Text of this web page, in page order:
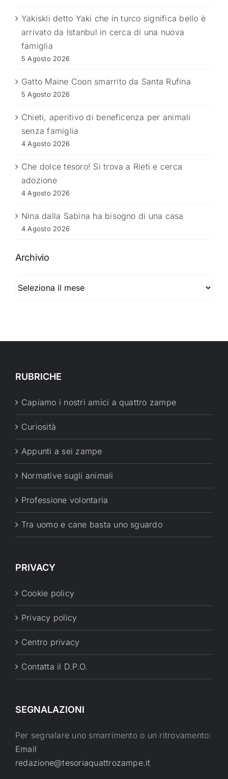
Yakiskli detto Yaki che in turco significa bello è
arrivato da Istanbul in cerca di una nuova
famiglia
5 Agosto 2026
Gatto Maine Coon smarrito da Santa Rufina
5 Agosto 2026
Chieti, aperitivo di beneficenza per animali
senza famiglia
4 Agosto 2026
Che dolce tesoro! Si trova a Rieti e cerca
adozione
4 Agosto 2026
Nina dalla Sabina ha bisogno di una casa
4 Agosto 2026
Archivio
RUBRICHE
Capiamo i nostri amici a quattro zampe
Curiosità
Appunti a sei zampe
Normative sugli animali
Professione volontaria
Tra uomo e cane basta uno sguardo
PRIVACY
Cookie policy
Privacy policy
Centro privacy
Contatta il D.P.O.
SEGNALAZIONI
Per segnalare uno smarrimento o un ritrovamento:
Email
redazione@tesoriaquattrozampe.it